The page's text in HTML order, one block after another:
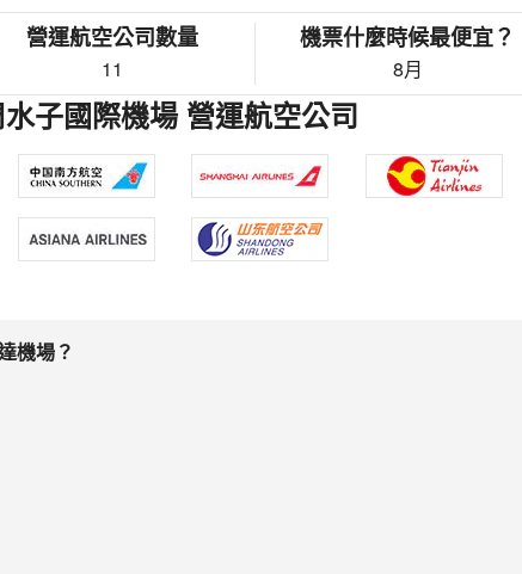
營運航空公司數量
11
機票什麼時候最便宜？
8月
子國際機場 營運航空公司
機場？